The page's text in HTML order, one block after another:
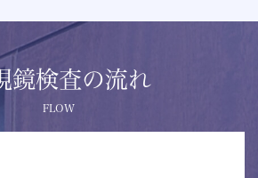
鏡検査の流れ
FLOW